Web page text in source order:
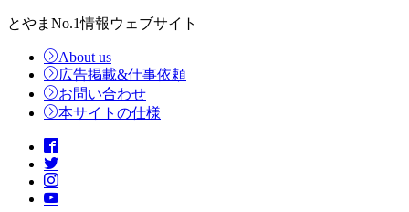
とやまNo.1情報ウェブサイト
About us
広告掲載&仕事依頼
お問い合わせ
本サイトの仕様